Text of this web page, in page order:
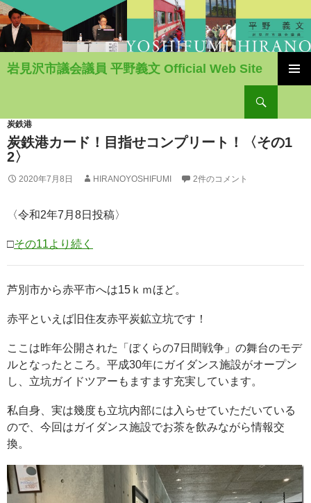
岩見沢市議会議員 平野義文 Official Web Site
ン
ツ
へ
動
炭鉄港
炭鉄港カード！目指せコンプリート！〈その1
2〉
2020年7月8日 HIRANOYOSHIFUMI 2件のコメント
〈令和2年7月8日投稿〉
□その11より続く
芦別市から赤平市へは15ｋｍほど。
赤平といえば旧住友赤平炭鉱立坑です！
ここは昨年公開された「ぼくらの7日間戦争」の舞台のモデ
ルとなったところ。平成30年にガイダンス施設がオープン
し、立坑ガイドツアーもますます充実しています。
私自身、実は幾度も立坑内部には入らせていただいている
ので、今回はガイダンス施設でお茶を飲みながら情報交
換。